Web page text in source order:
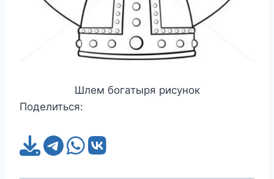
Шлем богатыря рисунок
Поделиться: